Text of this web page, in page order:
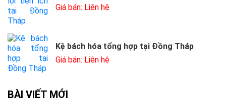
Giá bán: Liên hệ
Kệ bách hóa tổng hợp tại Đồng Tháp
Giá bán: Liên hệ
BÀI VIẾT MỚI